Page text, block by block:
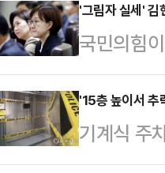
의 주거사
순 비판에
울시당 차
압박하고
겠다는 계
'그림자 실세'
국민의힘
장을 향한
방지법' 발
권 시절 '
박했다.박
'15층 높이서 추
기계식 주
이 경비원